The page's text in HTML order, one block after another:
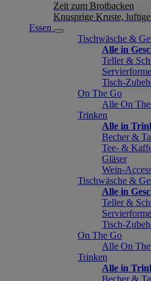
Zeit zum Brotbacken
Knusprige Kruste,
Essen
Tischwäsche &
Alle in
Teller &
Tisch-
On The Go
Alle On The
Trinken
Alle in
Becher &
Tee- &
Gläser
Wein-
Tischwäsche &
Alle in
Teller &
Tisch-
On The Go
Alle On The
Trinken
Alle in
Becher &